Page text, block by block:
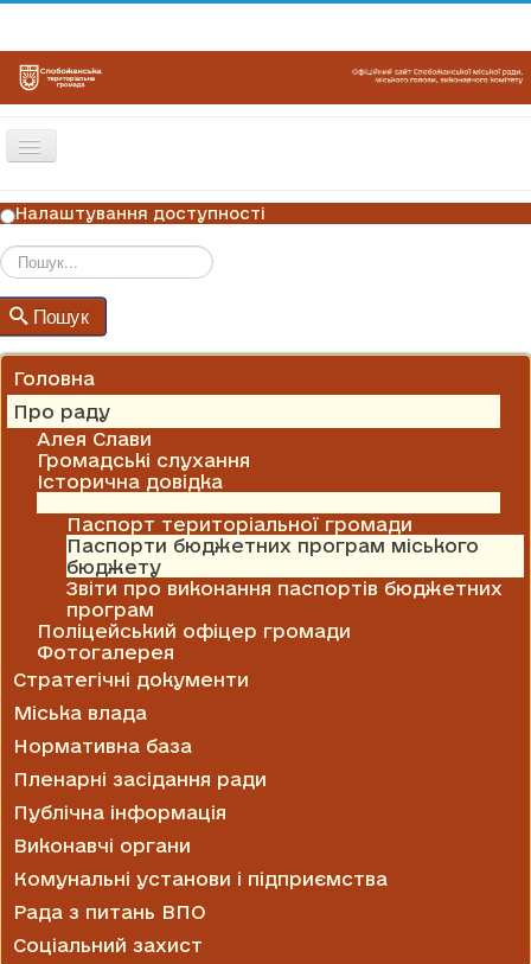
Перемикач
ГОЛОВНА
НОВИНИ
ОГОЛОШЕННЯ
ГРАФІКИ ПРИЙОМУ
Налаштування доступності
Пошук
Головна
Про раду
Алея Слави
Громадські слухання
Історична довідка
Паспорт територіальної громади
Паспорти бюджетних програм міського
бюджету
Звіти про виконання паспортів бюджетних
програм
Поліцейський офіцер громади
Фотогалерея
Стратегічні документи
Міська влада
Нормативна база
Пленарні засідання ради
Публічна інформація
Виконавчі органи
Комунальні установи і підприємства
Рада з питань ВПО
Соціальний захист